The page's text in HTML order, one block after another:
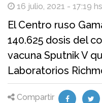
16 julio, 2021 - 17:19
El Centro ruso
140.625 dosis del
vacuna Sputnik V
Laboratorios
Compartir